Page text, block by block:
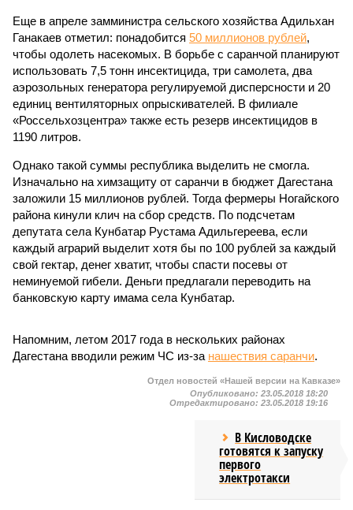
Еще в апреле замминистра сельского хозяйства Адильхан
Ганакаев отметил: понадобится 50 миллионов рублей,
чтобы одолеть насекомых. В борьбе с саранчой планируют
использовать 7,5 тонн инсектицида, три самолета, два
аэрозольных генератора регулируемой дисперсности и 20
единиц вентиляторных опрыскивателей. В филиале
«Россельхозцентра» также есть резерв инсектицидов в
1190 литров.
Однако такой суммы республика выделить не смогла.
Изначально на химзащиту от саранчи в бюджет Дагестана
заложили 15 миллионов рублей. Тогда фермеры Ногайского
района кинули клич на сбор средств. По подсчетам
депутата села Кунбатар Рустама Адильгереева, если
каждый аграрий выделит хотя бы по 100 рублей за каждый
свой гектар, денег хватит, чтобы спасти посевы от
неминуемой гибели. Деньги предлагали переводить на
банковскую карту имама села Кунбатар.
Напомним, летом 2017 года в нескольких районах
Дагестана вводили режим ЧС из-за нашествия саранчи.
Отдел новостей «Нашей версии на Кавказе»
Опубликовано: 23.05.2018 18:20
Отредактировано: 23.05.2018 19:16
В Кисловодске
готовятся к запуску
первого
электротакси